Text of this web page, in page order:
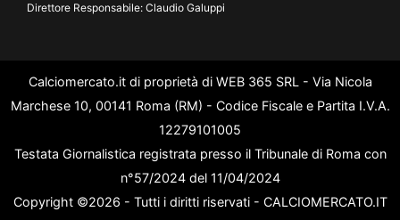
Direttore Responsabile: Claudio Galuppi
Calciomercato.it di proprietà di WEB 365 SRL - Via Nicola
Marchese 10, 00141 Roma (RM) - Codice Fiscale e Partita I.V.A.
12279101005
Testata Giornalistica registrata presso il Tribunale di Roma con
n°57/2024 del 11/04/2024
Copyright ©2026 - Tutti i diritti riservati - CALCIOMERCATO.IT